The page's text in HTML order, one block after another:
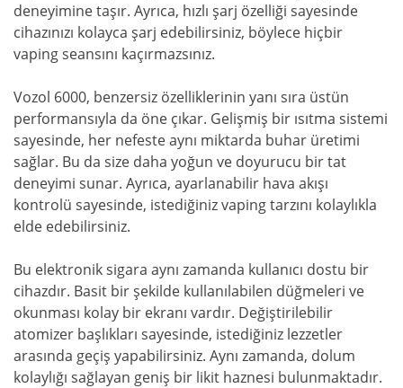
deneyimine taşır. Ayrıca, hızlı şarj özelliği sayesinde
cihazınızı kolayca şarj edebilirsiniz, böylece hiçbir
vaping seansını kaçırmazsınız.
Vozol 6000, benzersiz özelliklerinin yanı sıra üstün
performansıyla da öne çıkar. Gelişmiş bir ısıtma sistemi
sayesinde, her nefeste aynı miktarda buhar üretimi
sağlar. Bu da size daha yoğun ve doyurucu bir tat
deneyimi sunar. Ayrıca, ayarlanabilir hava akışı
kontrolü sayesinde, istediğiniz vaping tarzını kolaylıkla
elde edebilirsiniz.
Bu elektronik sigara aynı zamanda kullanıcı dostu bir
cihazdır. Basit bir şekilde kullanılabilen düğmeleri ve
okunması kolay bir ekranı vardır. Değiştirilebilir
atomizer başlıkları sayesinde, istediğiniz lezzetler
arasında geçiş yapabilirsiniz. Aynı zamanda, dolum
kolaylığı sağlayan geniş bir likit haznesi bulunmaktadır.